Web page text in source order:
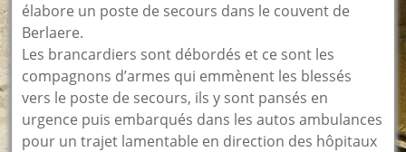
élabore un poste de secours dans le couvent de
Berlaere.
Les brancardiers sont débordés et ce sont les
compagnons d’armes qui emmènent les blessés
vers le poste de secours, ils y sont pansés en
urgence puis embarqués dans les autos ambulances
pour un trajet lamentable en direction des hôpitaux